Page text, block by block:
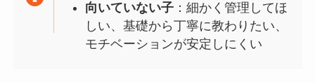
向いていない子：細かく管理してほ
しい、基礎から丁寧に教わりたい、
モチベーションが安定しにくい